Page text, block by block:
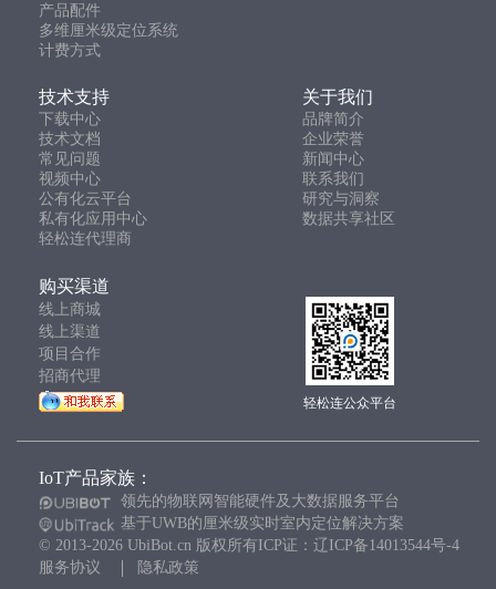
产品配件
多维厘米级定位系统
计费方式
技术支持 关于我们
下载中心
品牌简介
技术文档
企业荣誉
常见问题
新闻中心
视频中心
联系我们
公有化云平台
研究与洞察
私有化应用中心
数据共享社区
轻松连代理商
购买渠道
线上商城
线上渠道
项目合作
招商代理
轻松连公众平台
IoT产品家族：
领先的物联网智能硬件及大数据服务平台
基于UWB的厘米级实时室内定位解决方案
© 2013-2026 UbiBot.cn 版权所有ICP证：辽ICP备14013544号-4
服务协议
隐私政策